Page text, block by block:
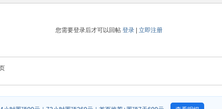
您需要登录后才可以回帖 登录| 立即注册